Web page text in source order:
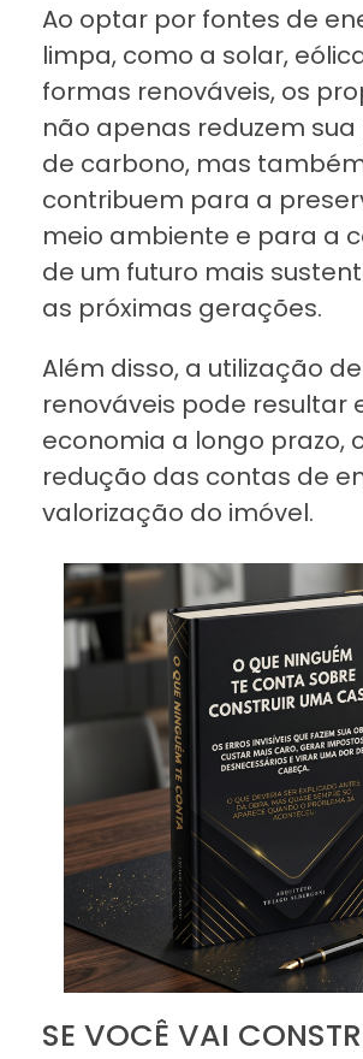
Ao optar por fontes de
limpa, como a solar,
formas renováveis, os
não apenas reduzem
de carbono, mas
contribuem para a
meio ambiente e para a
de um futuro mais
as próximas gerações.
Além disso, a utilização
renováveis pode resultar
economia a longo prazo,
redução das contas de
valorização do imóvel.
SE VOCÊ VAI